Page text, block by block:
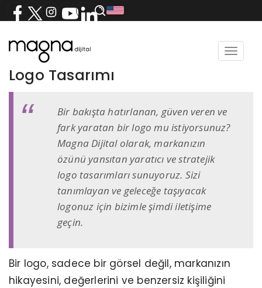
Toggle
Logo Tasarımı
Bir bakışta hatırlanan, güven veren ve
fark yaratan bir logo mu istiyorsunuz?
Magna Dijital olarak, markanızın
özünü yansıtan yaratıcı ve stratejik
logo tasarımları sunuyoruz. Sizi
tanımlayan ve geleceğe taşıyacak
logonuz için bizimle şimdi iletişime
geçin.
Bir logo, sadece bir görsel değil, markanızın
hikayesini, değerlerini ve benzersiz kişiliğini